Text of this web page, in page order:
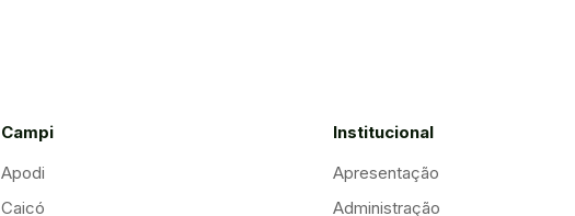
Campi
Apodi
Caicó
Institucional
Apresentação
Administração